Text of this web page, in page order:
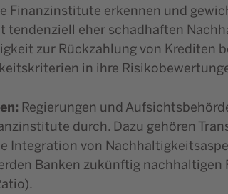
Finanzinstitute erkennen und
tendenziell eher schadhaften
zur Rückzahlung von
in ihre
Regierungen und
durch. Dazu gehören
Integration von
Banken zukünftig